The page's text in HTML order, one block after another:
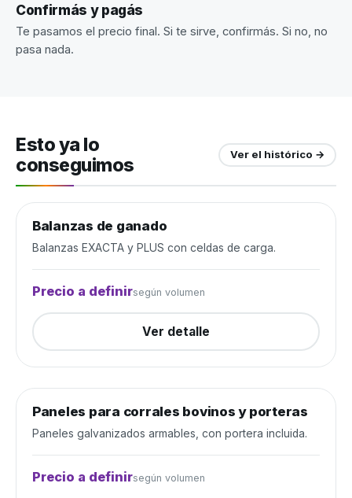
Confirmás y pagás
Te pasamos el precio final. Si te sirve, confirmás. Si no, no
pasa nada.
Esto ya lo
conseguimos
Ver el histórico →
Manejo de ganado
Balanzas de ganado
Balanzas EXACTA y PLUS con celdas de carga.
Precio a definirsegún volumen
Ver detalle
Manejo de ganado Cerrada
Paneles para corrales bovinos y porteras
Paneles galvanizados armables, con portera incluida.
Precio a definirsegún volumen